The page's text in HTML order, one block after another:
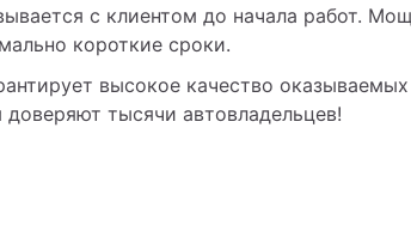
с клиентом до начала работ.
короткие сроки.
высокое качество
тысячи автовладельцев!